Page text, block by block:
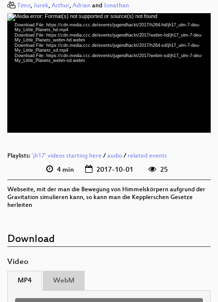
Timo, Jurek, Arthur, Adrian and Jonathan
Video
Player
Media error: Format(s) not supported or source(s) not found
Download File: https://cdn.media.ccc.de/events/jugendhackt/2017/h264-hd/jh17_ulm-7-deu-
My_Little_Planets_hd.mp4
Download File: https://cdn.media.ccc.de/events/jugendhackt/2017/webm-hd/jh17_ulm-7-deu-
My_Little_Planets_webm-hd.webm
Download File: https://cdn.media.ccc.de/events/jugendhackt/2017/h264-sd/jh17_ulm-7-deu-
My_Little_Planets_sd.mp4
Download File: https://cdn.media.ccc.de/events/jugendhackt/2017/webm-sd/jh17_ulm-7-deu-
My_Little_Planets_webm-sd.webm
Playlists: 'jh17' videos starting here /audio / related events
4 min 2017-10-01 25
Webseite, mit der man die Bewegung von Himmelskörpern aufgrund der
Gravitation simulieren kann, so kann man die Kepplerschen Gesetze
herleiten
Download
Video
MP4 WebM